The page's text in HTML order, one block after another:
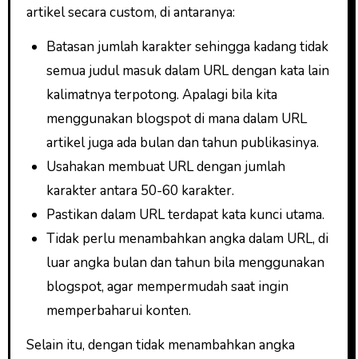
artikel secara custom, di antaranya:
Batasan jumlah karakter sehingga kadang tidak
semua judul masuk dalam URL dengan kata lain
kalimatnya terpotong. Apalagi bila kita
menggunakan blogspot di mana dalam URL
artikel juga ada bulan dan tahun publikasinya.
Usahakan membuat URL dengan jumlah
karakter antara 50-60 karakter.
Pastikan dalam URL terdapat kata kunci utama.
Tidak perlu menambahkan angka dalam URL, di
luar angka bulan dan tahun bila menggunakan
blogspot, agar mempermudah saat ingin
memperbaharui konten.
Selain itu, dengan tidak menambahkan angka